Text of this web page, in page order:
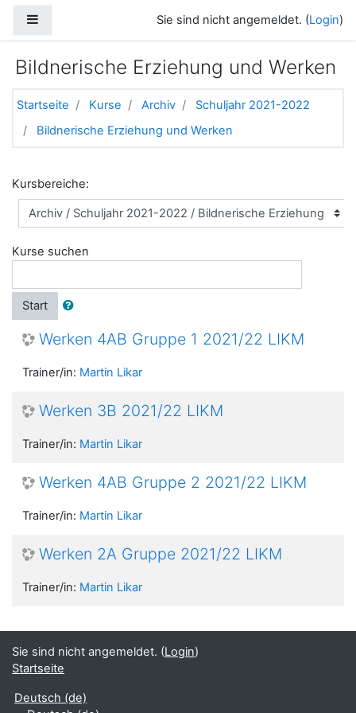
Sie sind nicht angemeldet. (Login)
Bildnerische Erziehung und Werken
Startseite Kurse Archiv
Schuljahr 2021-2022
Bildnerische Erziehung und Werken
Kursbereiche:
Kurse suchen
Start
Werken 4AB Gruppe 1 2021/22 LIKM
Trainer/in: Martin Likar
Werken 3B 2021/22 LIKM
Trainer/in: Martin Likar
Werken 4AB Gruppe 2 2021/22 LIKM
Trainer/in: Martin Likar
Werken 2A Gruppe 2021/22 LIKM
Trainer/in: Martin Likar
Sie sind nicht angemeldet. (Login)
Startseite
Deutsch ‎(de)‎